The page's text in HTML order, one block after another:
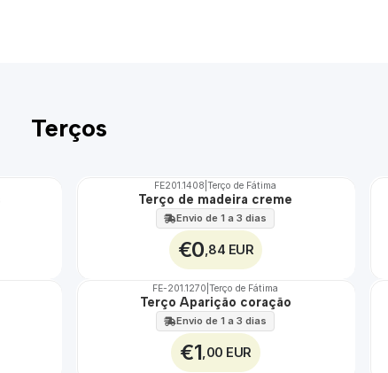
Terços
Não Disponível
FE201.1408 |Terço de Fátima
Terço de madeira creme
Envio de 1 a 3 dias
€0 ,84 EUR
FE-201.1270 |Terço de Fátima
Terço Aparição coração
Envio de 1 a 3 dias
€1 ,00 EUR